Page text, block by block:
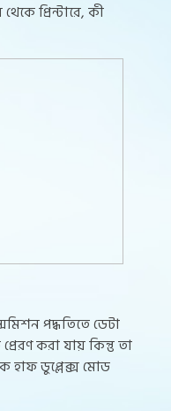
প্রিন্টারে, কী
পদ্ধতিতে ডেটা
করা যায় কিন্তু তা
হাফ ডুপ্লেক্স মোড